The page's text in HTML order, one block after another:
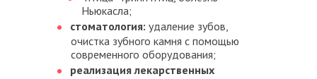
Ньюкасла;
стоматология: удаление зубов,
очистка зубного камня с помощью
современного оборудования;
реализация лекарственных